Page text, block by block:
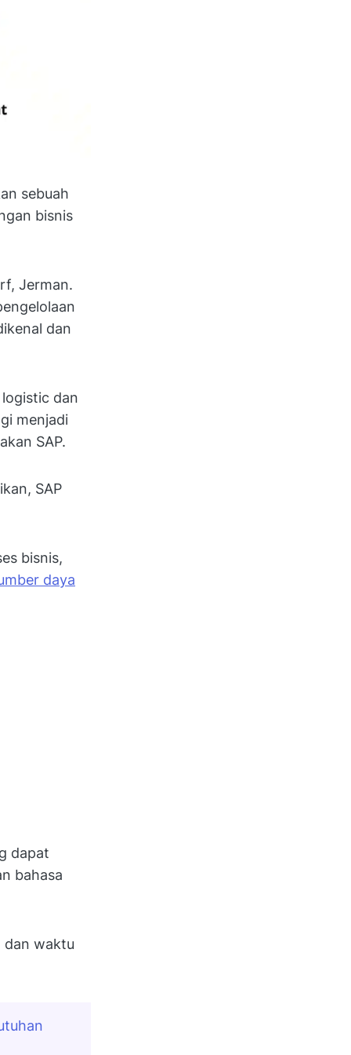
sebuah
bisnis
Jerman.
dan
dan
menjadi
SAP.
SAP
bisnis,
daya
dapat
bahasa
dan waktu